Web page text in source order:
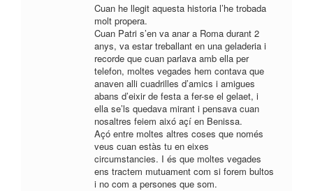
Cuan he llegit aquesta historia l’he trobada
molt propera.
Cuan Patri s’en va anar a Roma durant 2
anys, va estar treballant en una geladeria i
recorde que cuan parlava amb ella per
telefon, moltes vegades hem contava que
anaven alli cuadrilles d’amics i amigues
abans d’eixir de festa a fer-se el gelaet, i
ella se’ls quedava mirant i pensava cuan
nosaltres feiem aixó açí en Benissa.
Açó entre moltes altres coses que només
veus cuan estàs tu en eixes
circumstancies. I és que moltes vegades
ens tractem mutuament com si forem bultos
i no com a persones que som.